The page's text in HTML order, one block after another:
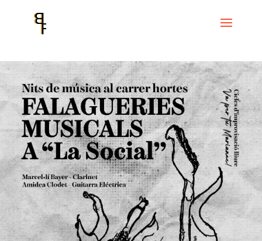
Nits de Música al Carrer
Hortes – Falagueries musicals a “La Social”